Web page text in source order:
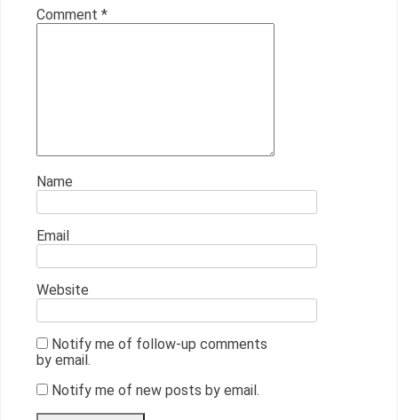
Comment *
Name
Email
Website
Notify me of follow-up comments
by email.
Notify me of new posts by email.